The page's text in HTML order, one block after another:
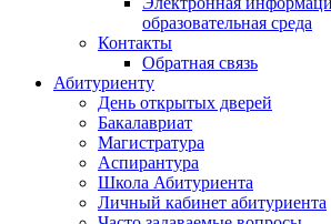
образовательная среда
Контакты
Обратная связь
Абитуриенту
День открытых дверей
Бакалавриат
Магистратура
Аспирантура
Школа Абитуриента
Личный кабинет абитуриента